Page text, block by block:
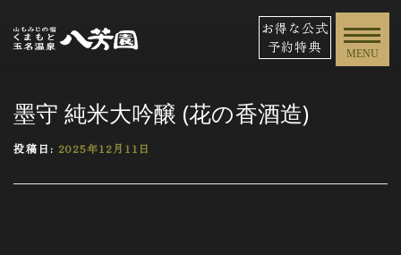
お得な公式
予約特典
MENU
墨守 純米大吟醸 (花の香酒造)
投稿日: 2025年12月11日